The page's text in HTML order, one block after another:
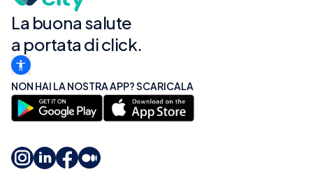
La buona salute
a portata di click.
NON HAI LA NOSTRA APP? SCARICALA